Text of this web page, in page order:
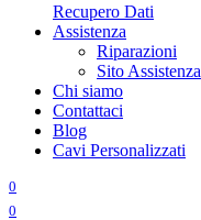
Recupero Dati
Assistenza
Riparazioni
Sito Assistenza
Chi siamo
Contattaci
Blog
Cavi Personalizzati
0
0